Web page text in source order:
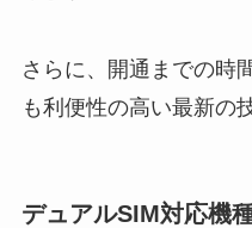
さらに、開通までの時
も利便性の高い最新の
デュアルSIM対応機